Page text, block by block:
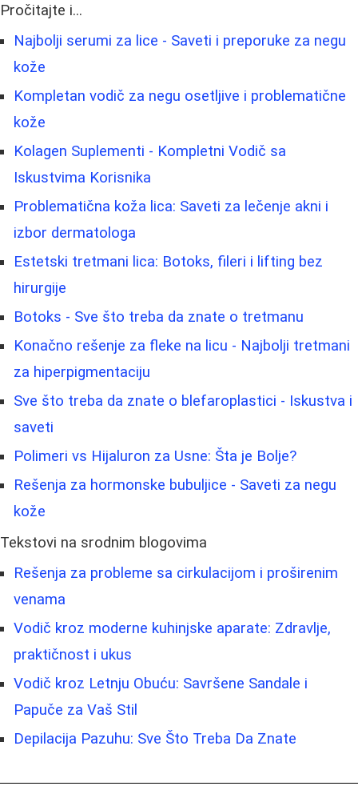
Pročitajte i...
Najbolji serumi za lice - Saveti i preporuke za negu
kože
Kompletan vodič za negu osetljive i problematične
kože
Kolagen Suplementi - Kompletni Vodič sa
Iskustvima Korisnika
Problematična koža lica: Saveti za lečenje akni i
izbor dermatologa
Estetski tretmani lica: Botoks, fileri i lifting bez
hirurgije
Botoks - Sve što treba da znate o tretmanu
Konačno rešenje za fleke na licu - Najbolji tretmani
za hiperpigmentaciju
Sve što treba da znate o blefaroplastici - Iskustva i
saveti
Polimeri vs Hijaluron za Usne: Šta je Bolje?
Rešenja za hormonske bubuljice - Saveti za negu
kože
Tekstovi na srodnim blogovima
Rešenja za probleme sa cirkulacijom i proširenim
venama
Vodič kroz moderne kuhinjske aparate: Zdravlje,
praktičnost i ukus
Vodič kroz Letnju Obuću: Savršene Sandale i
Papuče za Vaš Stil
Depilacija Pazuhu: Sve Što Treba Da Znate